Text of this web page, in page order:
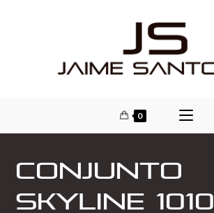
0
Conjunto
Skyline 1010